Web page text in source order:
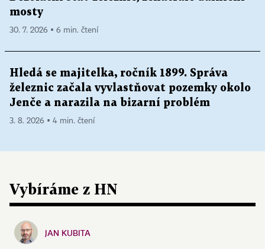
mosty
30. 7. 2026 ▪ 6 min. čtení
Hledá se majitelka, ročník 1899. Správa
železnic začala vyvlastňovat pozemky okolo
Jenče a narazila na bizarní problém
3. 8. 2026 ▪ 4 min. čtení
Vybíráme z HN
JAN KUBITA